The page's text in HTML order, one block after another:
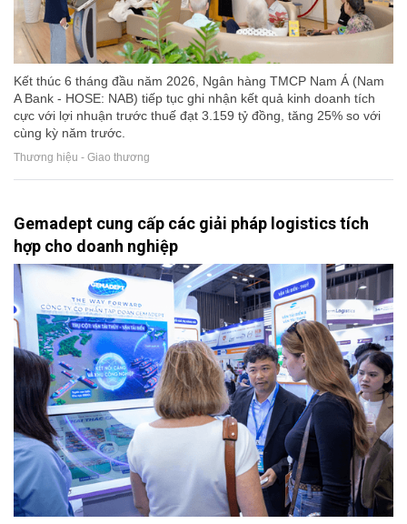
Kết thúc 6 tháng đầu năm 2026, Ngân hàng TMCP Nam Á (Nam
A Bank - HOSE: NAB) tiếp tục ghi nhận kết quả kinh doanh tích
cực với lợi nhuận trước thuế đạt 3.159 tỷ đồng, tăng 25% so với
cùng kỳ năm trước.
Thương hiệu - Giao thương
Gemadept cung cấp các giải pháp logistics tích
hợp cho doanh nghiệp